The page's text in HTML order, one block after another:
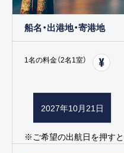
船名・出港地・寄港地
1名の料金（2名1室）
2027年10月21日
※ご希望の出航日を押す